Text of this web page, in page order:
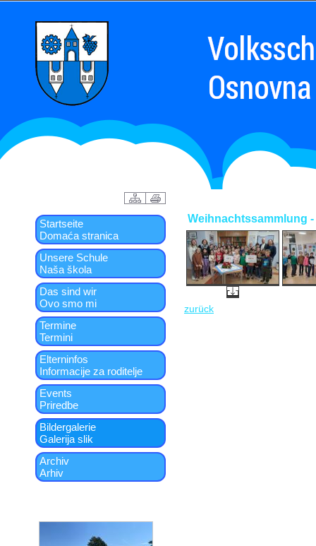
Startseite
Domaća stranica
Unsere Schule
Naša škola
Das sind wir
Ovo smo mi
Termine
Termini
Elterninfos
Informacije za roditelje
Events
Priredbe
Bildergalerie
Galerija slik
Archiv
Arhiv
Weihnachtssammlung
zurück